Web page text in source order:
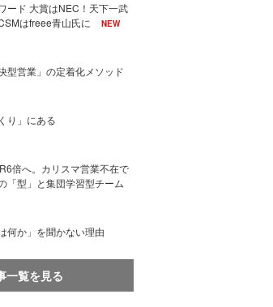
ード 大賞はNEC！天下一武
はfreee青山氏に
NEW
型営業」の定着化メソッド
り」にある
倍へ。カリスマ営業不在で
「型」と集団学習型チーム
何か」を聞かない理由
一覧を見る